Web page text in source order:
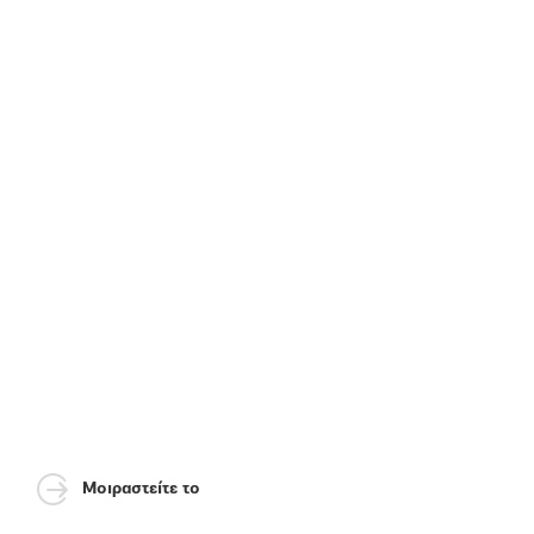
Μοιραστείτε το